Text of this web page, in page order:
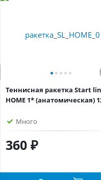
Теннисная ракетка Start
HOME 1* (анатомическая)
Много
360 ₽